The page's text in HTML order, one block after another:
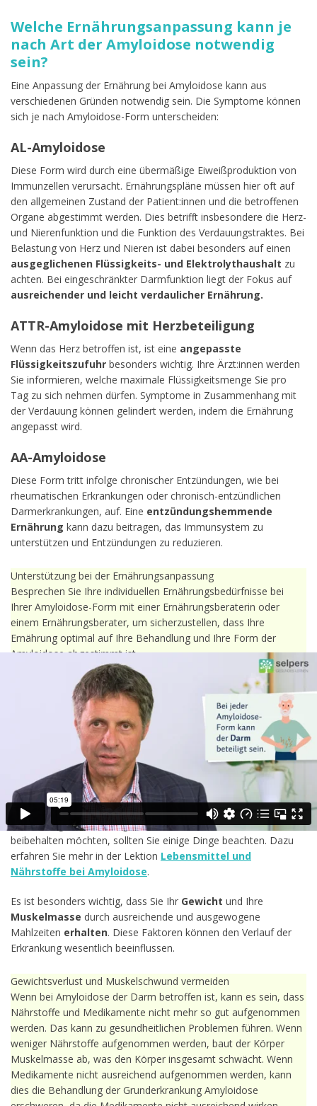
Welche Ernährungsanpassung kann je
nach Art der Amyloidose notwendig
sein?
Eine Anpassung der Ernährung bei Amyloidose kann aus
verschiedenen Gründen notwendig sein. Die Symptome können
sich je nach Amyloidose-Form unterscheiden:
AL-Amyloidose
Diese Form wird durch eine übermäßige Eiweißproduktion von
Immunzellen verursacht. Ernährungspläne müssen hier oft auf
den allgemeinen Zustand der Patient:innen und die betroffenen
Organe abgestimmt werden. Dies betrifft insbesondere die Herz-
und Nierenfunktion und die Funktion des Verdauungstraktes. Bei
Belastung von Herz und Nieren ist dabei besonders auf einen
ausgeglichenen Flüssigkeits- und Elektrolythaushalt zu
achten. Bei eingeschränkter Darmfunktion liegt der Fokus auf
ausreichender und leicht verdaulicher Ernährung.
ATTR-Amyloidose mit Herzbeteiligung
Wenn das Herz betroffen ist, ist eine angepasste
Flüssigkeitszufuhr besonders wichtig. Ihre Ärzt:innen werden
Sie informieren, welche maximale Flüssigkeitsmenge Sie pro
Tag zu sich nehmen dürfen. Symptome in Zusammenhang mit
der Verdauung können gelindert werden, indem die Ernährung
angepasst wird.
AA-Amyloidose
Diese Form tritt infolge chronischer Entzündungen, wie bei
rheumatischen Erkrankungen oder chronisch-entzündlichen
Darmerkrankungen, auf. Eine entzündungshemmende
Ernährung kann dazu beitragen, das Immunsystem zu
unterstützen und Entzündungen zu reduzieren.
Unterstützung bei der Ernährungsanpassung
Besprechen Sie Ihre individuellen Ernährungsbedürfnisse bei
Ihrer Amyloidose-Form mit einer Ernährungsberaterin oder
einem Ernährungsberater, um sicherzustellen, dass Ihre
Ernährung optimal auf Ihre Behandlung und Ihre Form der
Amyloidose abgestimmt ist.
Was sollte ich während meiner
Amyloidose-Therapie in Bezug auf
meine Ernährung beachten?
Der Schwerpunkt der Ernährung sollte auf einer
abwechslungsreichen und ausgewogenen Kostliegen, die
alle wichtigen Nährstoffe liefert. Daher werden grundsätzlich
einseitige oder stark einschränkende Diäten wie eine
vegane
oder ketogene Diät bei Amyloidose nicht empfohlen. Falls
Sie sich vegan oder ketogen ernähren und dies auch weiterhin
beibehalten möchten, sollten Sie einige Dinge beachten. Dazu
erfahren Sie mehr in der Lektion Lebensmittel und
Nährstoffe bei Amyloidose.
Es ist besonders wichtig, dass Sie Ihr Gewicht und Ihre
Muskelmasse durch ausreichende und ausgewogene
Mahlzeiten erhalten. Diese Faktoren können den Verlauf der
Erkrankung wesentlich beeinflussen.
Gewichtsverlust und Muskelschwund vermeiden
Wenn bei Amyloidose der Darm betroffen ist, kann es sein, dass
Nährstoffe und Medikamente nicht mehr so gut aufgenommen
werden. Das kann zu gesundheitlichen Problemen führen. Wenn
weniger Nährstoffe aufgenommen werden, baut der Körper
Muskelmasse ab, was den Körper insgesamt schwächt. Wenn
Medikamente nicht ausreichend aufgenommen werden, kann
dies die Behandlung der Grunderkrankung Amyloidose